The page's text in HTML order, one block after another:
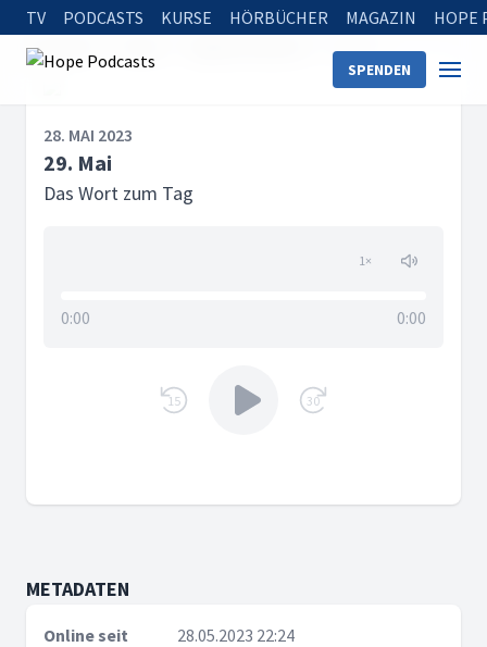
TV PODCASTS KURSE HÖRBÜCHER MAGAZIN HOPE
SPENDEN
Startseite 29. Mai
28. MAI 2023
29. Mai
Das Wort zum Tag
1×
0:00 0:00
15 30
METADATEN
Online seit
28.05.2023 22:24